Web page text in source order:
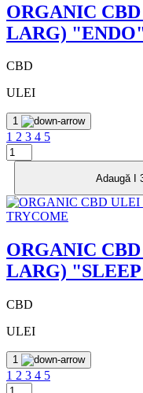
ORGANIC
LARG)
CBD
ULEI
1
1 2 3 4 5
Adaugă I
ORGANIC
LARG)
CBD
ULEI
1
1 2 3 4 5